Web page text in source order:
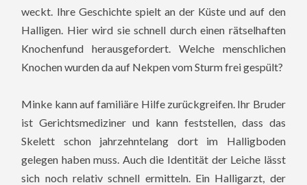
weckt. Ihre Geschichte spielt an der Küste und auf den
Halligen. Hier wird sie schnell durch einen rätselhaften
Knochenfund herausgefordert. Welche menschlichen
Knochen wurden da auf Nekpen vom Sturm frei gespült?
Minke kann auf familiäre Hilfe zurückgreifen. Ihr Bruder
ist Gerichtsmediziner und kann feststellen, dass das
Skelett schon jahrzehntelang dort im Halligboden
gelegen haben muss. Auch die Identität der Leiche lässt
sich noch relativ schnell ermitteln. Ein Halligarzt, der